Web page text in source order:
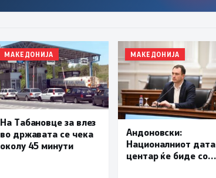
МАКЕДОНИЈА
На Табановце за влез
во државата се чека
околу 45 минути
МАКЕДОНИЈА
Андоновски:
Националниот дата
центар ќе биде со